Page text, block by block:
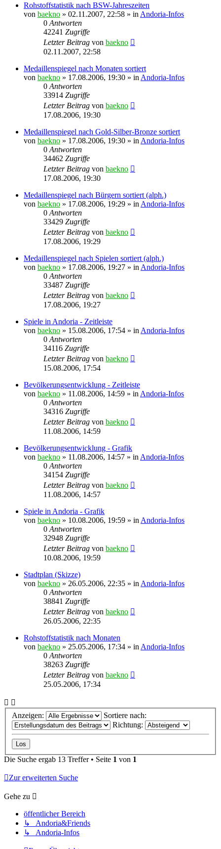
Rohstoffstatistik nach BSW-Jahreszeiten
von baekno » 02.11.2007, 22:58 » in Andoria-Infos
0 Antworten
42241 Zugriffe
Letzter Beitrag von baekno
02.11.2007, 22:58
Medaillenspiegel nach Monaten sortiert
von baekno » 17.08.2006, 19:30 » in Andoria-Infos
0 Antworten
33914 Zugriffe
Letzter Beitrag von baekno
17.08.2006, 19:30
Medaillenspiegel nach Gold-Silber-Bronze sortiert
von baekno » 17.08.2006, 19:30 » in Andoria-Infos
0 Antworten
34462 Zugriffe
Letzter Beitrag von baekno
17.08.2006, 19:30
Medaillenspiegel nach Bürgern sortiert (alph.)
von baekno » 17.08.2006, 19:29 » in Andoria-Infos
0 Antworten
33429 Zugriffe
Letzter Beitrag von baekno
17.08.2006, 19:29
Medaillenspiegel nach Spielen sortiert (alph.)
von baekno » 17.08.2006, 19:27 » in Andoria-Infos
0 Antworten
33487 Zugriffe
Letzter Beitrag von baekno
17.08.2006, 19:27
Spiele in Andoria - Zeitleiste
von baekno » 15.08.2006, 17:54 » in Andoria-Infos
0 Antworten
34116 Zugriffe
Letzter Beitrag von baekno
15.08.2006, 17:54
Bevölkerungsentwicklung - Zeitleiste
von baekno » 11.08.2006, 14:59 » in Andoria-Infos
0 Antworten
34316 Zugriffe
Letzter Beitrag von baekno
11.08.2006, 14:59
Bevölkerungsentwicklung - Grafik
von baekno » 11.08.2006, 14:57 » in Andoria-Infos
0 Antworten
34154 Zugriffe
Letzter Beitrag von baekno
11.08.2006, 14:57
Spiele in Andoria - Grafik
von baekno » 10.08.2006, 19:59 » in Andoria-Infos
0 Antworten
32948 Zugriffe
Letzter Beitrag von baekno
10.08.2006, 19:59
Stadtplan (Skizze)
von baekno » 26.05.2006, 22:35 » in Andoria-Infos
0 Antworten
38841 Zugriffe
Letzter Beitrag von baekno
26.05.2006, 22:35
Rohstoffstatistik nach Monaten
von baekno » 25.05.2006, 17:34 » in Andoria-Infos
0 Antworten
38263 Zugriffe
Letzter Beitrag von baekno
25.05.2006, 17:34
Anzeigen:
Sortiere nach:
Richtung:
Die Suche ergab 13 Treffer • Seite 1 von 1
Zur erweiterten Suche
Gehe zu
öffentlicher Bereich
↳ Andoria&Friends
↳ Andoria-Infos